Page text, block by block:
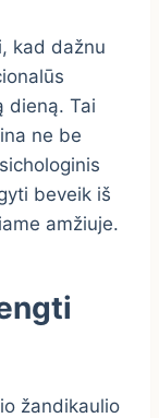
kad dažnu
dieną. Tai
ne be
beveik iš
amžiuje.
žandikaulio